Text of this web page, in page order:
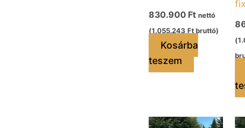
830.900 Ft nettó
(1.055.243 Ft bruttó)
Kosárba
teszem
(